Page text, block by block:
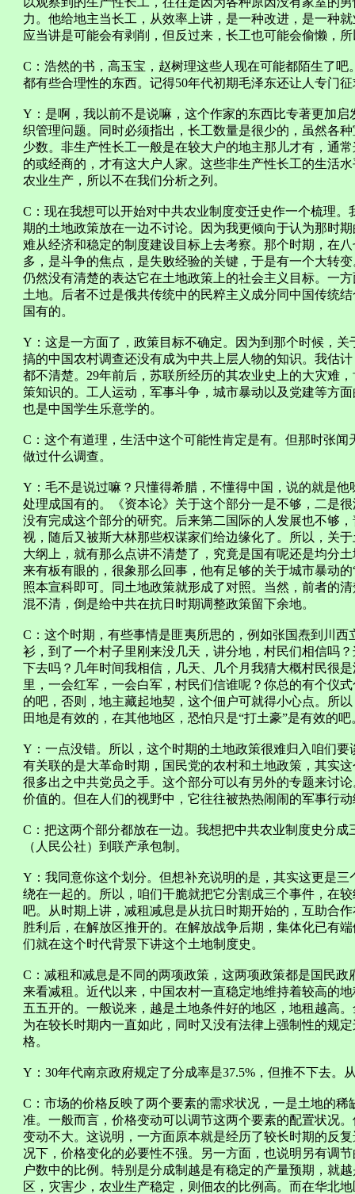
力。他给地主当长工，从效率上讲，是一种改进，是一种
应当讲是可能会有剥削，但反过来，长工也可能会偷懒，
C：浩然的书，高玉宝，赵树理这些人现在可能都陌生了
都有些合理性的东西。记得50年代初期毛泽东还让人专门
Y：是啊，我以前不是说嘛，这个作家的东西比专著更加
织管理问题。同时必须指出，长工数量是很少的，虽然各
少数。非生产性长工一般是在较大户的地主那儿才有，通
的或经商的，才有这大户人家。这些非生产性长工的生活
农业生产，所以不在我们分析之列。
C：现在我想可以开始对中共农业制度变迁史作一个梳理
期的土地政策放在一边不讨论。因为我更倾向于认为那时
难从经济和稳定的制度建设目标上去考察。那个时期，在
多，是斗争的焦点，是失败经验的关键，于是有一个大转
仍然没有清楚的表达它在土地政策上的社会主义目标。一
土地。后者不过是俄共传统中的民粹主义成分同中国传统
国有的。
Y：这是一方面了，政策目标不确定。因为到那个时候，
搞的中国农村调查还没有成为中共上层人物的知识。我估
都不清楚。29年前后，苏联所经历的其农业史上的大灾难
策知识的。工人运动，军事斗争，城市暴动以及党建等方
也是中国学生乐意学的。
C：这个有道理，生活中这个可能性肯定是有。但那时张
做过什么调查。
Y：毛不是说过嘛？只懂得希腊，不懂得中国，说的就是
处理成国有的。《资本论》关于这个部分一是不够，二是
没有完成这个部分的研究。后来第二国际的人发展也不够
视，随后又被斯大林那些权谋家们给边缘化了。所以，关
大纲上，就有那么点讲不清楚了，究竟是国有呢还是均分
来有板有眼的，很象那么回事，他有足够的关于城市暴动
照本宣科即可。同土地政策就形成了对照。当然，前者的
混不清，倒是给中共在抗日时期调整政策留下余地。
C：这个时期，有些事情是匪夷所思的，例如张国焘到川
衫，到了一个村子里刚来没几天，讲分地，村民们相信吗
下去吗？几年时间我相信，几天、几个月我猜大概村民很
里，一会红军，一会白军，村民们信谁呢？你总的有个仪
的吧，否则，地主藏起地契，这个佃户可就得小心点。所
田地是有效的，在其他地区，恐怕只是“打土豪”是有效的吧
Y：一点没错。所以，这个时期的土地政策很难归入咱们
有关联的是大革命时期，国民党的农村和土地政策，其实
很多出之中共党员之手。这个部分可以有另外的专题来讨
价值的。但在人们的视野中，它往往被热热闹闹的军事行
C：把这两个部分都放在一边。我想把中共农业制度史分
（人民公社）到联产承包制。
Y：我同意你这个划分。但想补充说明的是，其实这更是
绕在一起的。所以，咱们干脆就把它分割成三个事件，在
吧。从时期上讲，减租减息是从抗日时期开始的，互助合
胜利后，在解放区推开的。在解放战争后期，集体化已有
们就在这个时代背景下讲这个土地制度史。
C：减租和减息是不同的两项政策，这两项政策都是国民
来看减租。近代以来，中国农村一直稳定地维持着较高的
五五开的。一般说来，越是土地条件好的地区，地租越高
为在较长时期内一直如此，同时又没有法律上强制性的规
格。
Y：30年代南京政府规定了分成率是37.5%，但推不下去。
C：市场的价格反映了两个要素的需求状况，一是土地的
准。一般而言，价格变动可以调节这两个要素的配置状况
变动不大。这说明，一方面原本就是经历了较长时期的反
况下，价格变化的必要性不强。另一方面，也说明另有调
户数中的比例。特别是分成制越是有稳定的产量预期，就
区，灾害少，农业生产稳定，则佃农的比例高。而在华北